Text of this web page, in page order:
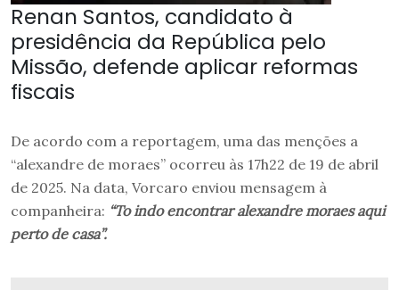
Renan Santos, candidato à
presidência da República pelo
Missão, defende aplicar reformas
fiscais
De acordo com a reportagem, uma das menções a
“alexandre de moraes” ocorreu às 17h22 de 19 de abril
de 2025. Na data, Vorcaro enviou mensagem à
companheira: “To indo encontrar alexandre moraes aqui
perto de casa”.